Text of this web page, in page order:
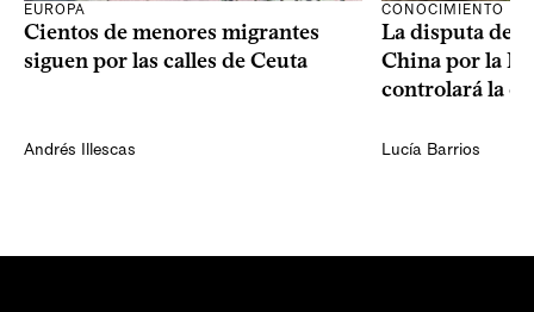
EUROPA
Cientos de menores migrantes
siguen por las calles de Ceuta
Andrés Illescas
CONOCIMIENTO
La disputa de
China por la
controlará la
Lucía Barrios